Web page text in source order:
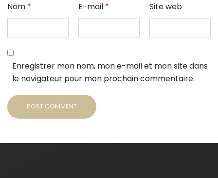
Nom * E-mail * Site web
Enregistrer mon nom, mon e-mail et mon site dans
le navigateur pour mon prochain commentaire.
POST COMMENT